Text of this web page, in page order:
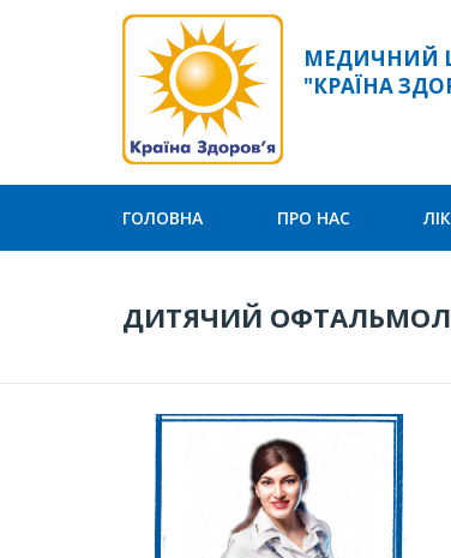
МЕДИЧНИЙ
"КРАЇНА
ГОЛОВНА ПРО НАС
ДИТЯЧИЙ